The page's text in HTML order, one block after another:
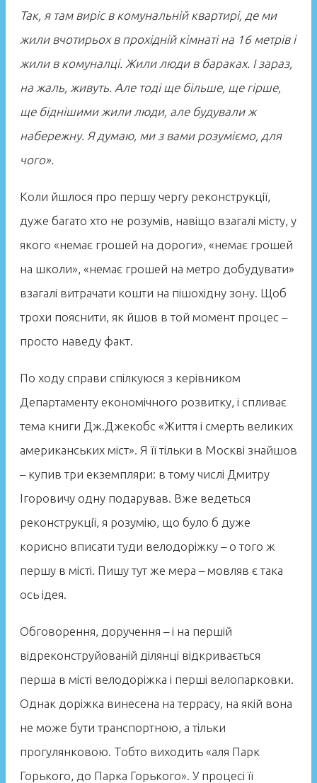
Так, я там виріс в комунальній квартирі, де ми
жили вчотирьох в прохідній кімнаті на 16 метрів і
жили в комуналці. Жили люди в бараках. І зараз,
на жаль, живуть. Але тоді ще більше, ще гірше,
ще біднішими жили люди, але будували ж
набережну. Я думаю, ми з вами розуміємо, для
чого».
Коли йшлося про першу чергу реконструкції,
дуже багато хто не розумів, навіщо взагалі місту, у
якого «немає грошей на дороги», «немає грошей
на школи», «немає грошей на метро добудувати»
взагалі витрачати кошти на пішохідну зону. Щоб
трохи пояснити, як йшов в той момент процес –
просто наведу факт.
По ходу справи спілкуюся з керівником
Департаменту економічного розвитку, і спливає
тема книги Дж.Джекобс «Життя і смерть великих
американських міст». Я її тільки в Москві знайшов
– купив три екземпляри: в тому числі Дмитру
Ігоровичу одну подарував. Вже ведеться
реконструкції, я розумію, що було б дуже
корисно вписати туди велодоріжку – о того ж
першу в місті. Пишу тут же мера – мовляв є така
ось ідея.
Обговорення, доручення – і на першій
відреконструйованій ділянці відкривається
перша в місті велодоріжка і перші велопарковки.
Однак доріжка винесена на террасу, на якій вона
не може бути транспортною, а тільки
прогулянковою. Тобто виходить «аля Парк
Горького, до Парка Горького». У процесі її